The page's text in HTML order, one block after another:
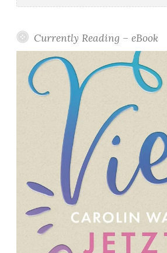
Currently Reading – eBook